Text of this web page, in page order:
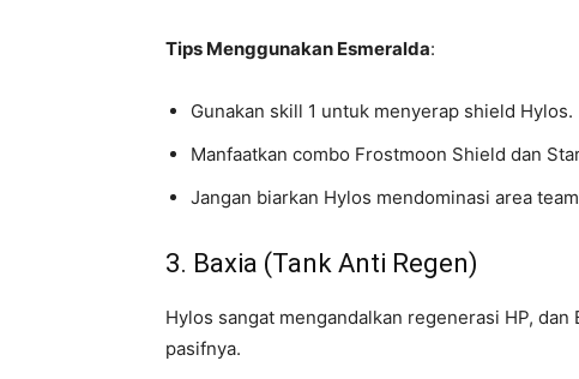
Tips Menggunakan Esmeralda:
Gunakan skill 1 untuk menyerap shield Hylos.
Manfaatkan combo Frostmoon Shield dan
Jangan biarkan Hylos mendominasi area
3. Baxia (Tank Anti Regen)
Hylos sangat mengandalkan regenerasi HP,
pasifnya.